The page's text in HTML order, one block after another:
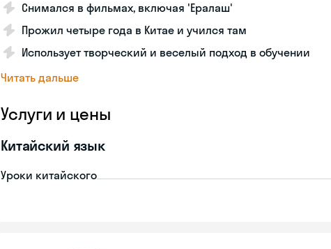
Снимался в фильмах, включая 'Ералаш'
Прожил четыре года в Китае и учился там
Использует творческий и веселый подход в обучении
Читать дальше
Услуги и цены
Китайский язык
Уроки китайского